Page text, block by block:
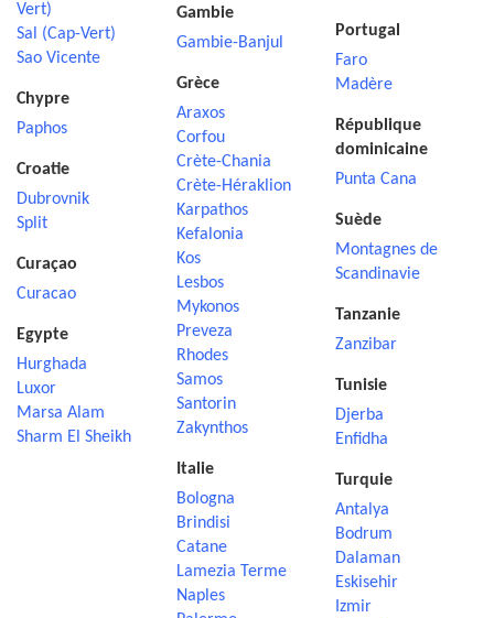
Vert)
Sal (Cap-Vert)
Sao Vicente
Chypre
Paphos
Croatie
Dubrovnik
Split
Curaçao
Curacao
Egypte
Hurghada
Luxor
Marsa Alam
Sharm El Sheikh
Gambie
Gambie-Banjul
Grèce
Araxos
Corfou
Crète-Chania
Crète-Héraklion
Karpathos
Kefalonia
Kos
Lesbos
Mykonos
Preveza
Rhodes
Samos
Santorin
Zakynthos
Italie
Bologna
Brindisi
Catane
Lamezia Terme
Naples
Portugal
Faro
Madère
République
dominicaine
Punta Cana
Suède
Montagnes de
Scandinavie
Tanzanie
Zanzibar
Tunisie
Djerba
Enfidha
Turquie
Antalya
Bodrum
Dalaman
Eskisehir
Izmir